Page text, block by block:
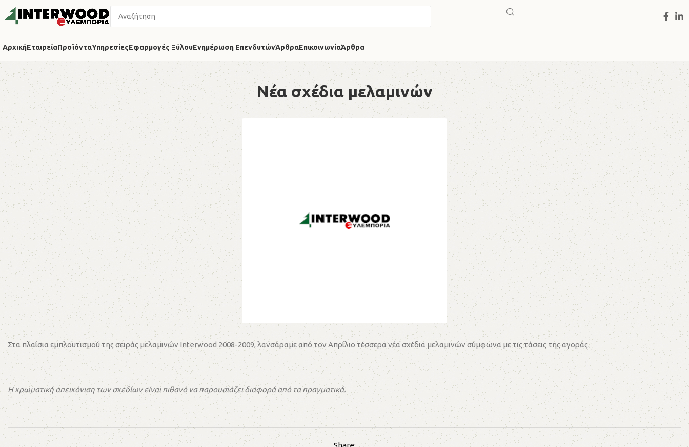
ΑρχικήΕταιρείαΠροϊόνταΥπηρεσίεςΕφαρμογές ΞύλουΕνημέρωση ΕπενδυτώνΆρθραΕπικοινωνίαΆρθρα
Νέα σχέδια μελαμινών
Στα πλαίσια εμπλουτισμού της σειράς μελαμινών Interwood 2008-2009, λανσάραμε από τον Απρίλιο τέσσερα νέα σχέδια μελαμινών σύμφωνα με τις τάσεις της αγοράς.
Η χρωματική απεικόνιση των σχεδίων είναι πιθανό να παρουσιάζει διαφορά από τα πραγματικά.